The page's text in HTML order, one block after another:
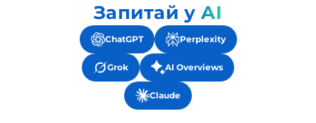
Запитай у AI
ChatGPT Perplexity
Grok AI Overviews
Claude